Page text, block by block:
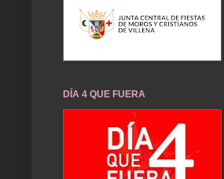
DÍA 4 QUE FUERA